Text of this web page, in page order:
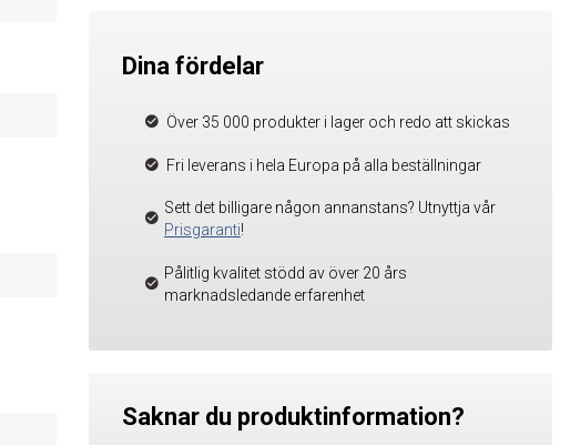
Dina fördelar
Över 35 000 produkter i lager och redo att skickas
Fri leverans i hela Europa på alla beställningar
Sett det billigare någon annanstans? Utnyttja vår
Prisgaranti!
Pålitlig kvalitet stödd av över 20 års
marknadsledande erfarenhet
Saknar du produktinformation?